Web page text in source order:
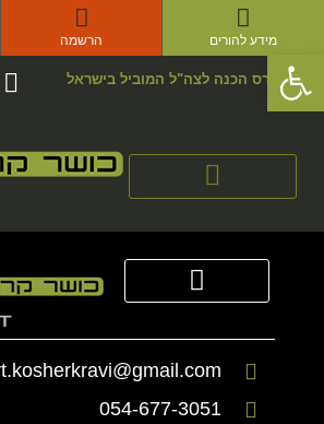
פתח סרגל נגישות
מידע להורים הרשמה
קורס הכנה לצה"ל המוביל בישראל
054-677-3051